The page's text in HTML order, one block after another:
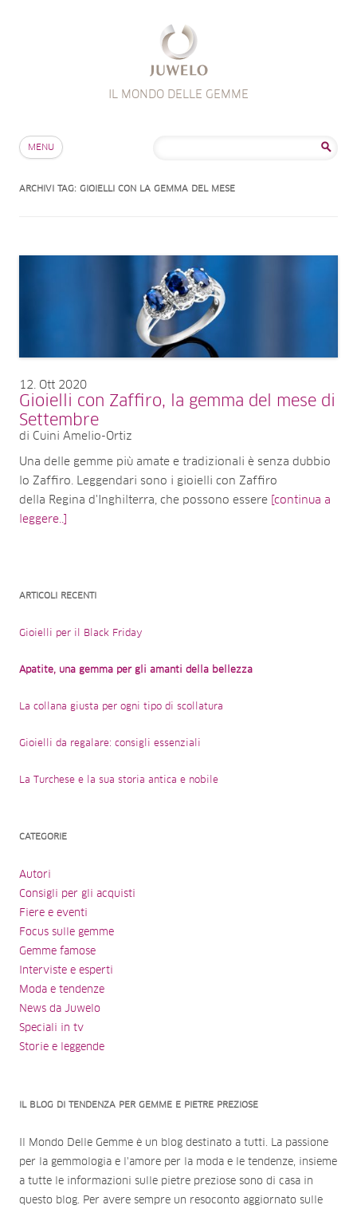
IL MONDO DELLE GEMME
MENU
ARCHIVI TAG: GIOIELLI CON LA GEMMA DEL MESE
12 Ott 2020
Gioielli con Zaffiro, la gemma del mese di
Settembre
di Cuini Amelio-Ortiz
Una delle gemme più amate e tradizionali è senza dubbio
lo Zaffiro. Leggendari sono i gioielli con Zaffiro
della Regina d'Inghilterra, che possono essere [continua a
leggere..]
ARTICOLI RECENTI
Gioielli per il Black Friday
Apatite, una gemma per gli amanti della bellezza
La collana giusta per ogni tipo di scollatura
Gioielli da regalare: consigli essenziali
La Turchese e la sua storia antica e nobile
CATEGORIE
Autori
Consigli per gli acquisti
Fiere e eventi
Focus sulle gemme
Gemme famose
Interviste e esperti
Moda e tendenze
News da Juwelo
Speciali in tv
Storie e leggende
IL BLOG DI TENDENZA PER GEMME E PIETRE PREZIOSE
Il Mondo Delle Gemme è un blog destinato a tutti. La passione
per la gemmologia e l'amore per la moda e le tendenze, insieme
a tutte le informazioni sulle pietre preziose sono di casa in
questo blog. Per avere sempre un resoconto aggiornato sulle